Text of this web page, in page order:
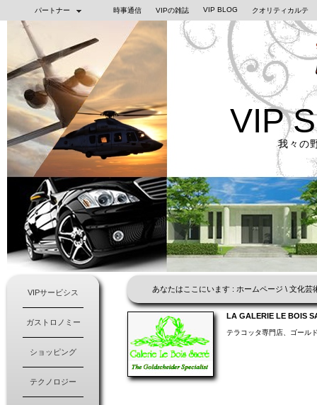
パートナー 時事通信 VIPの雑誌 VIP BLOG クオリティカルテ
VIP
我々の
VIPサービシス
ガストロノミー
ショッピング
テクノロジー
あなたはここにいます : ホームページ \ 文化芸
LA GALERIE LE BOIS
テラコッタ専門店、ゴール